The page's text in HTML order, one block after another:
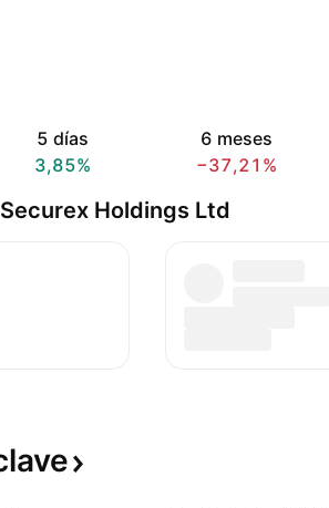
5 días
3,85%
6 meses
−37,21%
Holdings Ltd